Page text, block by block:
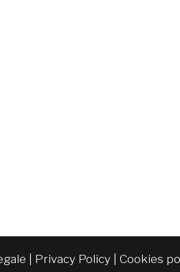
Privacy Policy| Cookies